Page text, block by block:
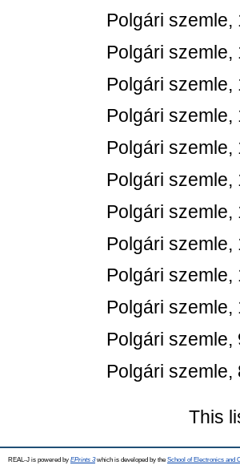
Polgári szemle,
Polgári szemle,
Polgári szemle,
Polgári szemle,
Polgári szemle,
Polgári szemle,
Polgári szemle,
Polgári szemle,
Polgári szemle,
Polgári szemle,
Polgári szemle,
Polgári szemle,
This
REAL-J is powered by EPrints 3which is developed by the School of Electronics and